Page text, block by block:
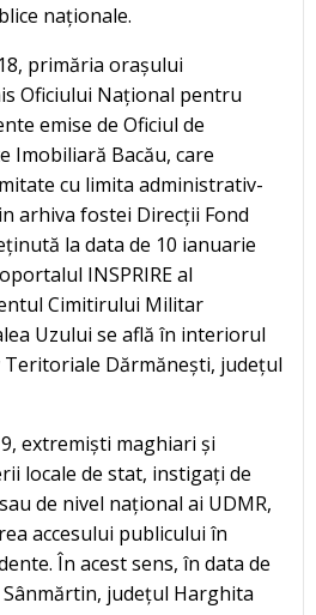
naționale.
primăria orașului
Oficiului Național pentru
emise de Oficiul de
Imobiliară Bacău, care
cu limita administrativ-
arhiva fostei Direcții Fond
la data de 10 ianuarie
INSPRIRE al
Cimitirului Militar
Uzului se află în interiorul
Dărmănești, județul
extremiști maghiari și
locale de stat, instigați de
de nivel național ai UDMR,
accesului publicului în
În acest sens, în data de
județul Harghita